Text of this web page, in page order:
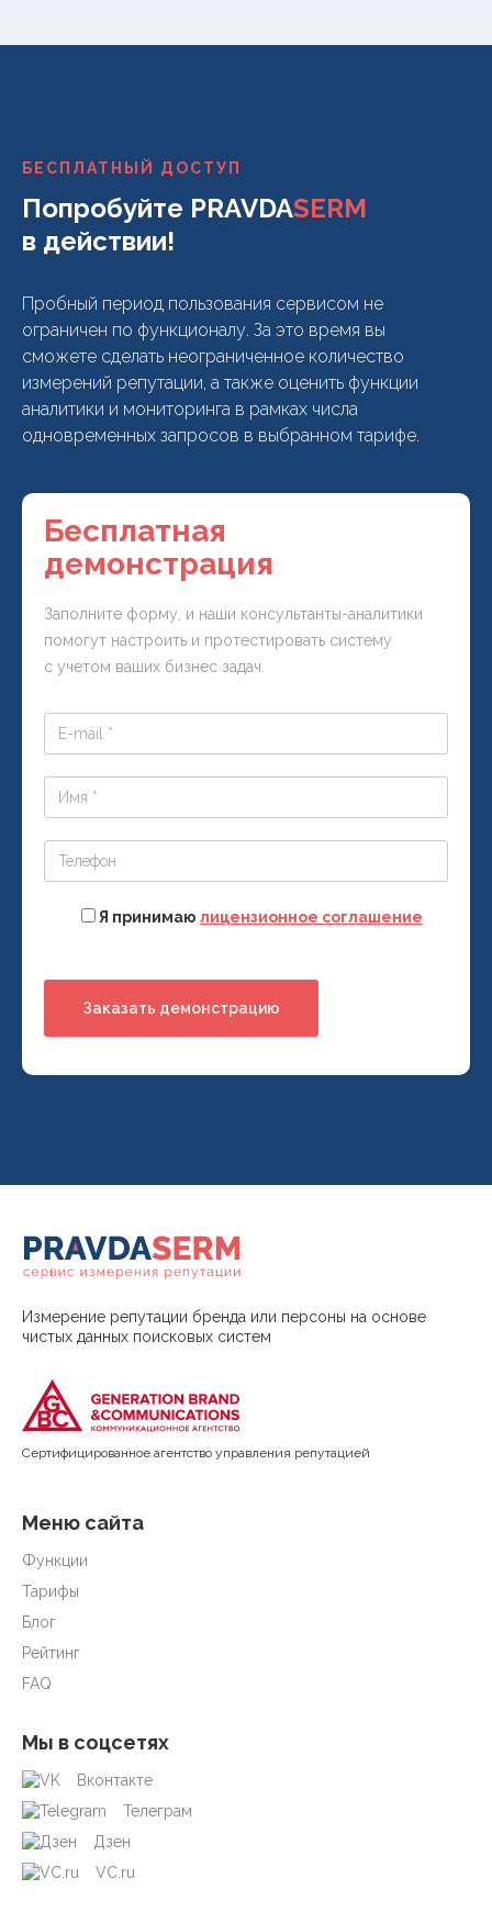
БЕСПЛАТНЫЙ ДОСТУП
Попробуйте PRAVDASERM
в действии!
Пробный период пользования сервисом не
ограничен по функционалу. За это время вы
сможете сделать неограниченное количество
измерений репутации, а также оценить функции
аналитики и мониторинга в рамках числа
одновременных запросов в выбранном тарифе.
Бесплатная
демонстрация
Заполните форму, и наши консультанты-аналитики
помогут настроить и протестировать систему
с учетом ваших бизнес задач.
Я принимаю лицензионное соглашение
Измерение репутации бренда или персоны на основе
чистых данных поисковых систем
Cертифицированное агентство управления репутацией
Меню сайта
Функции
Тарифы
Блог
Рейтинг
FAQ
Мы в соцсетях
Вконтакте
Телеграм
Дзен
VC.ru